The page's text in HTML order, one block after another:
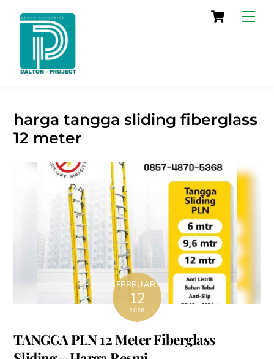
Cart
harga tangga sliding fiberglass
12 meter
FEBRUARI
12
2026
TANGGA PLN 12 Meter Fiberglass